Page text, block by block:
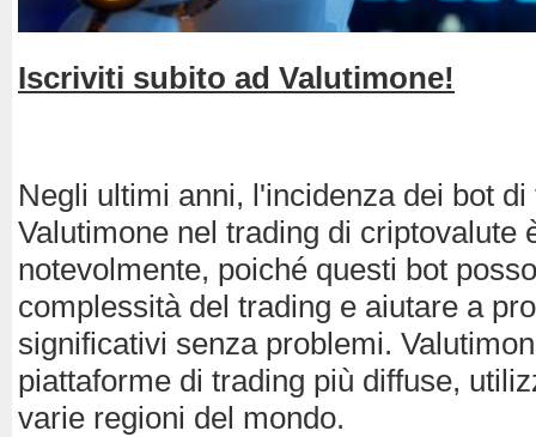
Iscriviti subito ad Valutimone!
Negli ultimi anni, l'incidenza dei bot
Valutimone nel trading di criptovalute
notevolmente, poiché questi bot
complessità del trading e aiutare a
significativi senza problemi.
piattaforme di trading più diffuse,
varie regioni del mondo.